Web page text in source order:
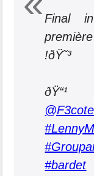
Final
!ðŸ˜³
ðŸ“¹
#bardet